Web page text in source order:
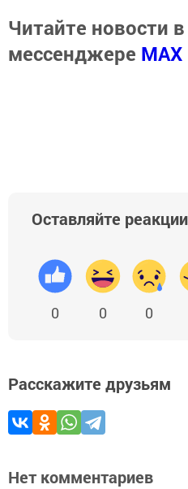
Читайте новости
мессенджере MАХ
Оставляйте реакции
0 0 0
Расскажите друзьям
Нет комментариев